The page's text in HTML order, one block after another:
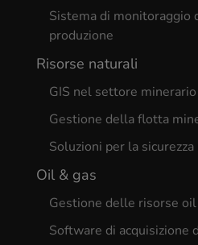
Sistema di monitoraggio
produzione
Risorse naturali
GIS nel settore minerario
Gestione della flotta
Soluzioni per la
Oil & gas
Gestione delle risorse oil
Software di acquisizione